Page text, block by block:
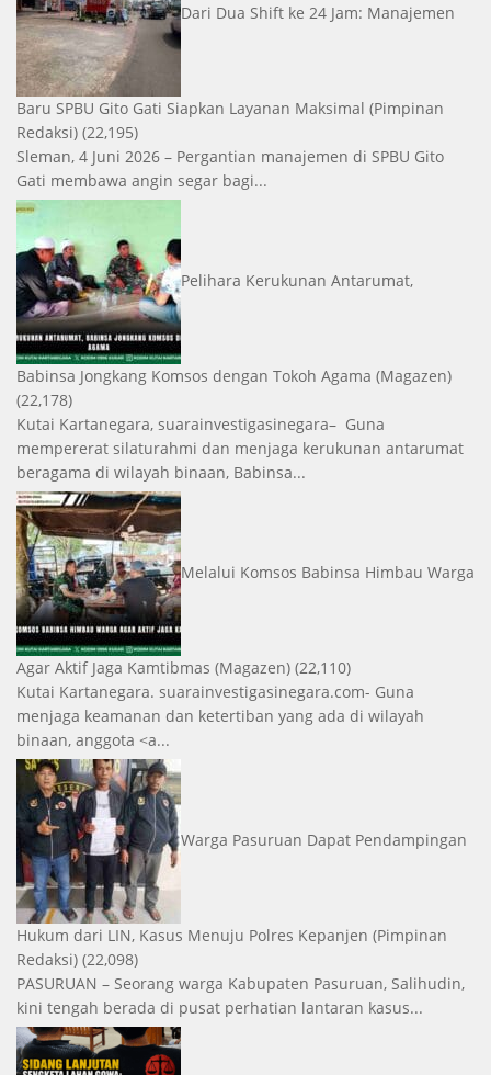
Dari Dua Shift ke 24 Jam: Manajemen
Baru SPBU Gito Gati Siapkan Layanan Maksimal (Pimpinan
Redaksi) (22,195)
Sleman, 4 Juni 2026 – Pergantian manajemen di SPBU Gito
Gati membawa angin segar bagi...
Pelihara Kerukunan Antarumat,
Babinsa Jongkang Komsos dengan Tokoh Agama (Magazen)
(22,178)
Kutai Kartanegara, suarainvestigasinegara– Guna
mempererat silaturahmi dan menjaga kerukunan antarumat
beragama di wilayah binaan, Babinsa...
Melalui Komsos Babinsa Himbau Warga
Agar Aktif Jaga Kamtibmas (Magazen) (22,110)
Kutai Kartanegara. suarainvestigasinegara.com- Guna
menjaga keamanan dan ketertiban yang ada di wilayah
binaan, anggota <a...
Warga Pasuruan Dapat Pendampingan
Hukum dari LIN, Kasus Menuju Polres Kepanjen (Pimpinan
Redaksi) (22,098)
PASURUAN – Seorang warga Kabupaten Pasuruan, Salihudin,
kini tengah berada di pusat perhatian lantaran kasus...